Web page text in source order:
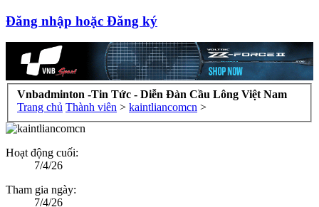
Đăng nhập hoặc Đăng ký
Vnbadminton -Tin Tức - Diễn Đàn Cầu Lông Việt Nam
Trang chủ Thành viên > kaintliancomcn >
Hoạt động cuối:
7/4/26
Tham gia ngày:
7/4/26